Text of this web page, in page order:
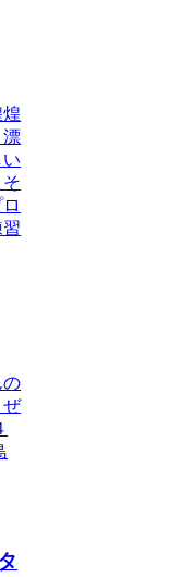
漂
の
ぜ